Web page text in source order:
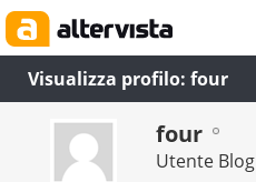
Visualizza profilo: four
four
Utente Blog